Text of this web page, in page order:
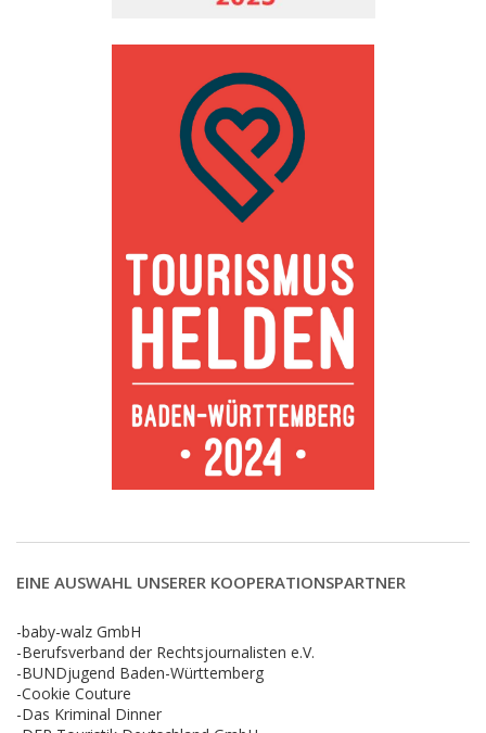
EINE AUSWAHL UNSERER KOOPERATIONSPARTNER
-baby-walz GmbH
-Berufsverband der Rechtsjournalisten e.V.
-BUNDjugend Baden-Württemberg
-Cookie Couture
-Das Kriminal Dinner